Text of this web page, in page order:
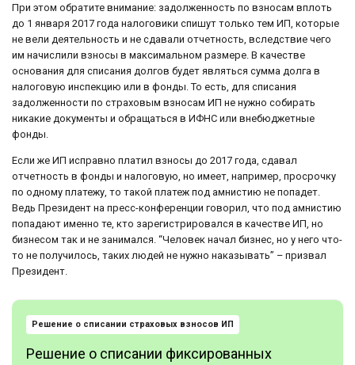
При этом обратите внимание: задолженность по взносам вплоть
до 1 января 2017 года налоговики спишут только тем ИП, которые
не вели деятельность и не сдавали отчетность, вследствие чего
им начислили взносы в максимальном размере. В качестве
основания для списания долгов будет являться сумма долга в
налоговую инспекцию или в фонды. То есть, для списания
задолженности по страховым взносам ИП не нужно собирать
никакие документы и обращаться в ИФНС или внебюджетные
фонды.
Если же ИП исправно платил взносы до 2017 года, сдавал
отчетность в фонды и налоговую, но имеет, например, просрочку
по одному платежу, то такой платеж под амнистию не попадет.
Ведь Президент на пресс-конференции говорил, что под амнистию
попадают именно те, кто зарегистрировался в качестве ИП, но
бизнесом так и не занимался. “Человек начал бизнес, но у него что-
то не получилось, таких людей не нужно наказывать” – призвал
Президент.
Решение о списании страховых взносов ИП
Решение о списании фиксированных